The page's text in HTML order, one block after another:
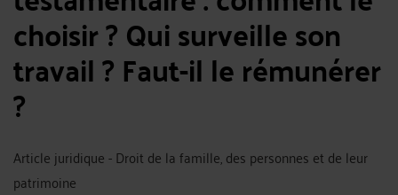
choisir ? Qui surveille son
travail ? Faut-il le rémunérer
?
Article juridique - Droit de la famille, des personnes et de leur
patrimoine